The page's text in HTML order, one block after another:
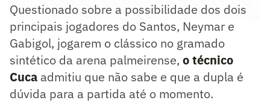
Questionado sobre a possibilidade dos dois
principais jogadores do Santos, Neymar e
Gabigol, jogarem o clássico no gramado
sintético da arena palmeirense, o técnico
Cuca admitiu que não sabe e que a dupla é
dúvida para a partida até o momento.